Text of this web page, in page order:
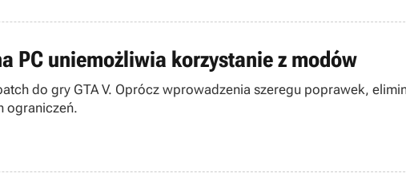
PC uniemożliwia korzystanie z modów
do gry GTA V. Oprócz wprowadzenia szeregu poprawek,
ograniczeń.